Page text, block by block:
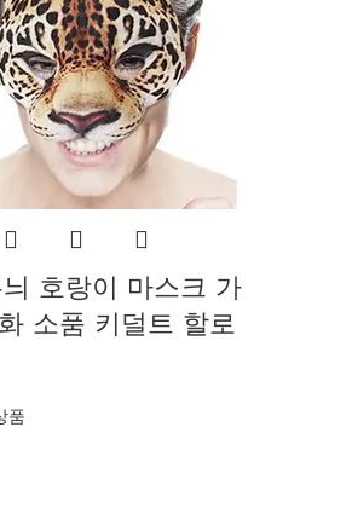
호랑이 마스크 가
소품 키덜트 할로
품